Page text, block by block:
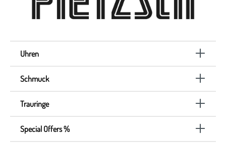
Uhren
Schmuck
Trauringe
Special Offers %